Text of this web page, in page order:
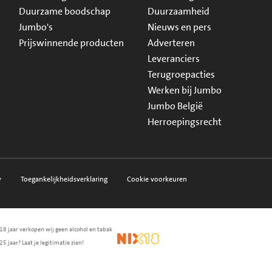
Duurzame boodschap
Jumbo's
Prijswinnende producten
Duurzaamheid
Nieuws en pers
Adverteren
Leveranciers
Terugroepacties
Werken bij Jumbo
Jumbo België
Herroepingsrecht
Toegankelijkheidsverklaring Cookie voorkeuren
jaar verkopen wij geen alcohol en tabak
jaar? Laat je legitimatie zien!
NIX18